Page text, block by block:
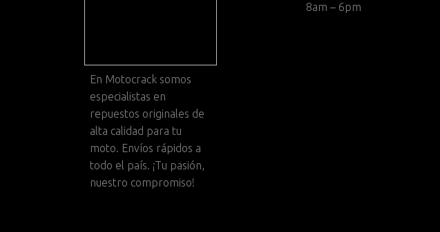
En Motocrack somos
especialistas en
repuestos originales de
alta calidad para tu
moto. Envíos rápidos a
todo el país. ¡Tu pasión,
nuestro compromiso!
8am – 6pm